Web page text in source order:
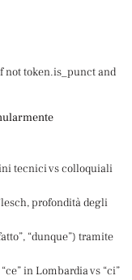
not token.is_punct and
tecnici vs colloquiali
profondità degli
“dunque”) tramite
in Lombardia vs “ci”